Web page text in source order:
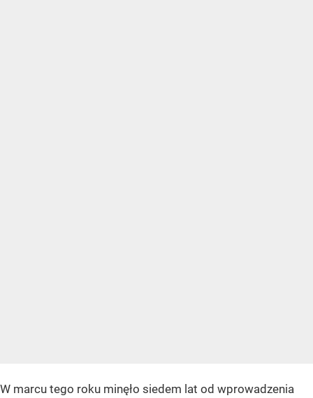
W marcu tego roku minęło siedem lat od wprowadzenia